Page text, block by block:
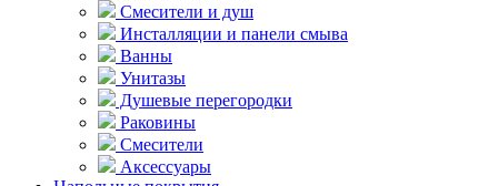
Смесители и душ
Инсталляции и панели смыва
Ванны
Унитазы
Душевые перегородки
Раковины
Смесители
Аксессуары